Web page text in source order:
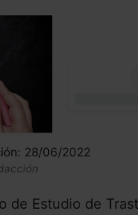
28/06/2022
de Estudio de